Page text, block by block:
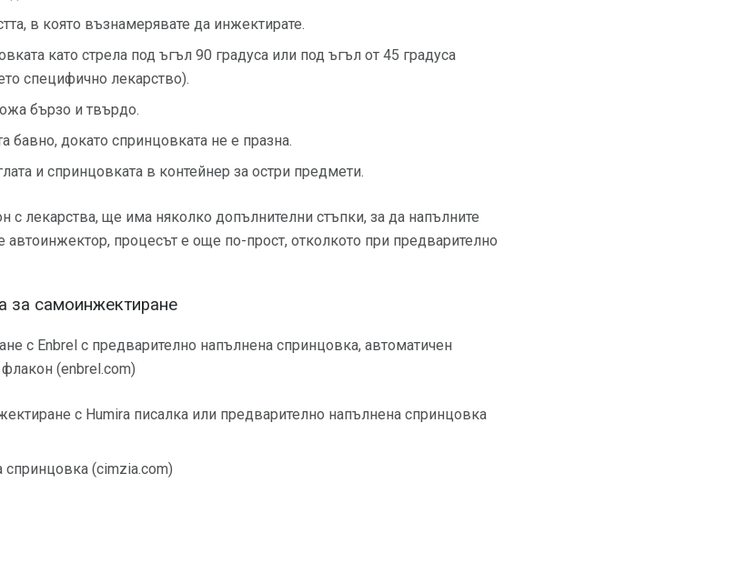
в която възнамерявате да инжектирате.
като стрела под ъгъл 90 градуса или под ъгъл от 45 градуса
специфично лекарство).
бързо и твърдо.
бавно, докато спринцовката не е празна.
и спринцовката в контейнер за остри предмети.
с лекарства, ще има няколко допълнителни стъпки, за да напълните
автоинжектор, процесът е още по-прост, отколкото при предварително
за самоинжектиране
с Enbrel с предварително напълнена спринцовка, автоматичен
(enbrel.com)
с Humira писалка или предварително напълнена спринцовка
(cimzia.com)